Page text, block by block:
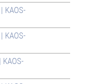
KAOS-
KAOS-